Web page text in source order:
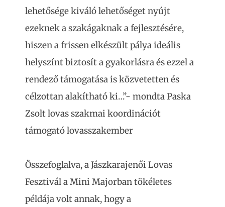
lehetősége kiváló lehetőséget nyújt
ezeknek a szakágaknak a fejlesztésére,
hiszen a frissen elkészült pálya ideális
helyszínt biztosít a gyakorlásra és ezzel a
rendező támogatása is közvetetten és
célzottan alakítható ki…”- mondta Paska
Zsolt lovas szakmai koordinációt
támogató lovasszakember
Összefoglalva, a Jászkarajenői Lovas
Fesztivál a Mini Majorban tökéletes
példája volt annak, hogy a